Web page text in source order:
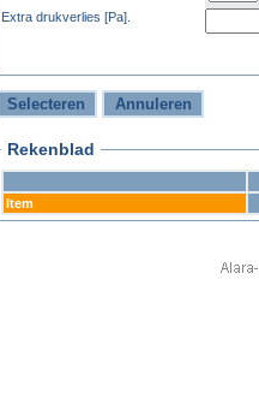
Extra drukverlies [Pa].
Rekenblad
Item